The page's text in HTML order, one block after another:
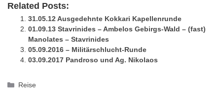
Related Posts:
31.05.12 Ausgedehnte Kokkari Kapellenrunde
01.09.13 Stavrinides – Ambelos Gebirgs-Wald – (fast)
Manolates – Stavrinides
05.09.2016 – Militärschlucht-Runde
03.09.2017 Pandroso und Ag. Nikolaos
Kategorien
Reise